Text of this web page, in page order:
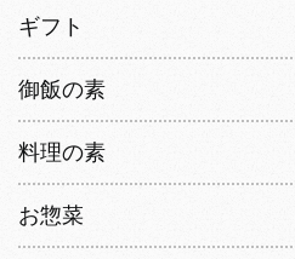
ギフト
御飯の素
料理の素
お惣菜